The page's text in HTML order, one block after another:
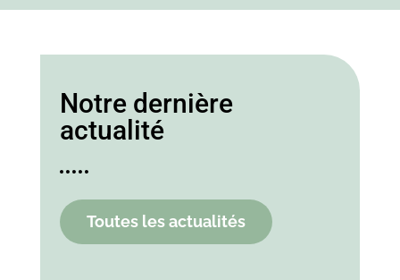
Notre dernière
actualité
Toutes les actualités